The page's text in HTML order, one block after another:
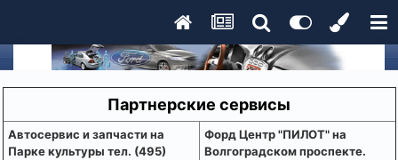
Партнерские сервисы
Aвтосервис и запчасти на
Парке культуры тел. (495)
Форд Центр "ПИЛОТ" на
Волгоградском проспекте.